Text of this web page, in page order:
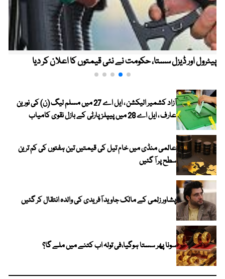
پیٹرول اور ڈیزل سستا، حکومت نے نئی قیمتوں کا اعلان کر دیا
آزاد کشمیر الیکشن ، ایل اے 27 میں مسلم لیگ (ن) کی نورین
عارف ، ایل اے 28 میں پیپلز پارٹی کے بازل نقوی کامیاب
عالمی منڈی میں خام تیل کی قیمتیں تین ہفتوں کی کم ترین
سطح پر آ گئیں
پشاور زلمی کے مالک جاوید آفریدی کی والدہ انتقال کر گئیں
سونا پھر سستا ہوگیا،فی تولہ اب کتنے میں ملے گا؟